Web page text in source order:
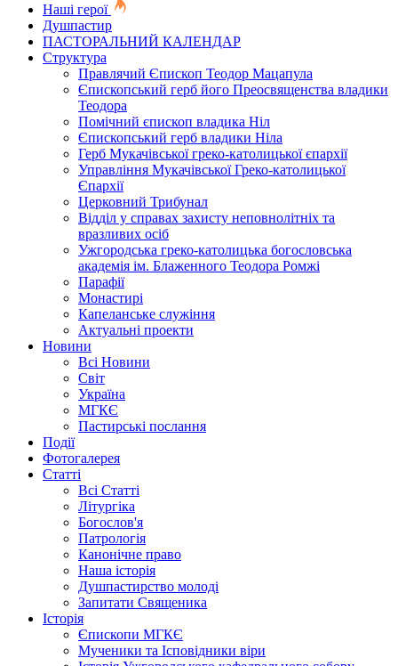
Наші герої
Душпастир
ПАСТОРАЛЬНИЙ КАЛЕНДАР
Структура
Правлячий Єпископ Теодор Мацапула
Єпископський герб його Преосвященства владики
Теодора
Помічний єпископ владика Ніл
Єпископський герб владики Ніла
Герб Мукачівської греко-католицької єпархії
Управління Мукачівської Греко-католицької
Єпархії
Церковний Трибунал
Відділ у справах захисту неповнолітніх та
вразливих осіб
Ужгородська греко-католицька богословська
академія ім. Блаженного Теодора Ромжі
Парафії
Монастирі
Капеланське служіння
Актуальні проекти
Новини
Всі Новини
Світ
Україна
МГКЄ
Пастирські послання
Події
Фотогалерея
Статті
Всі Статті
Літургіка
Богослов'я
Патрологія
Канонічне право
Наша історія
Душпастирство молоді
Запитати Священика
Історія
Єпископи МГКЄ
Мученики та Ісповідники віри